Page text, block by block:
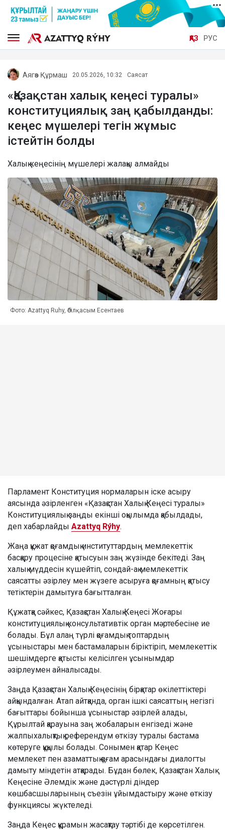
ҚАЗ РУС
Аягөз Құрмаш 20.05.2026, 10:32 Саясат
«Қазақстан халық кеңесі туралы»
конституциялық заң қабылданды:
кеңес мүшелері тегін жұмыс
істейтін болды
Халық кеңесінің мүшелері жалақы алмайды
Фото: Azattyq Ruhy, Әбілқасым Есентаев
Парламент Конституция нормаларын іске асыру
аясында әзірленген «Қазақстан Халық Кеңесі туралы»
Конституциялық заңды екінші оқылымда қабылдады,
деп хабарлайды Azattyq Rýhy.
Жаңа құжат қоғамдық институттардың мемлекеттік
басқару процесіне қатысуын заң жүзінде бекітеді. Заң
халық мүддесін күшейтіп, сондай-ақ мемлекеттік
саясатты әзірлеу мен жүзеге асыруға қоғамның қатысу
тетіктерін дамытуға бағытталған.
Құжатқа сәйкес, Қазақстан Халық Кеңесі Жоғары
конституциялық консультативтік орган мәртебесіне ие
болады. Бұл алаң түрлі қоғамдық топтардың
ұсыныстары мен бастамаларын біріктіріп, мемлекеттік
шешімдерге қатысты келісілген ұсынымдар
әзірлеумен айналысады.
Заңда Қазақстан Халық Кеңесінің бірқатар өкілеттіктері
айқындалған. Атап айтқанда, орган ішкі саясаттың негізгі
бағыттары бойынша ұсыныстар әзірлей алады,
Құрылтай қарауына заң жобаларын енгізеді және
жалпыхалықтық референдум өткізу туралы бастама
көтеруге құқылы болады. Сонымен қатар Кеңес
мемлекет пен азаматтық қоғам арасындағы диалогты
дамыту міндетін атқарады. Бұдан бөлек, Қазақстан Халық
Кеңесіне Әлемдік және дәстүрлі діндер
көшбасшыларының съезін ұйымдастыру және өткізу
функциясы жүктеледі.
Заңда Кеңес құрамын жасақтау тәртібі де көрсетілген.